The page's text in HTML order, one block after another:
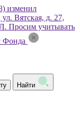
изменил
Вятская, д. 27,
Просим учитывать
Фонда
Найти